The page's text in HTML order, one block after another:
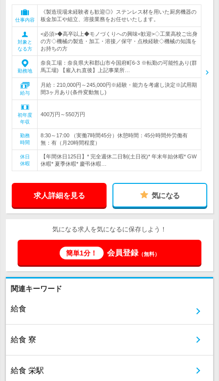
仕事内容
《製造現場未経験者も歓迎◎》ステンレス材を用いた厨房機器の
板金加工や組立、溶接業務をお任せいたします。
対象と
なる方
<必須>◆高卒以上◆モノづくりへの興味<歓迎>◇工業高校ご出身
の方◇機械の製造・加工・溶接／保守・点検経験◇機械の知識を
お持ちの方
勤務地
奈良工場：奈良県大和郡山市今国府町6-3 ※転勤の可能性あり(群
馬工場) 【雇入れ直後】上記事業所…
給与
月給：210,000円～245,000円※経験・能力を考慮し決定※試用期
間3ヶ月あり(条件変動無し)
初年度
年収
400万円～550万円
勤務
時間
8:30～17:00 （実働7時間45分）休憩時間：45分時間外労働有
無：有（月20時間程度）
休日
休暇
【年間休日125日】* 完全週休二日制(土日祝)* 年末年始休暇* GW
休暇* 夏季休暇* 慶弔休暇…
求人詳細を見る 気になる
気になる求人を気になるに保存しよう！
簡単1分！ 会員登録（無料）
関連キーワード
給食
給食 寮
給食 栄駅